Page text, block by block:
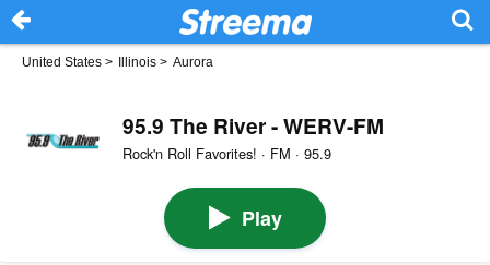
United States > Illinois > Aurora
95.9 The River - WERV-FM
Rock'n Roll Favorites! · FM · 95.9
Play